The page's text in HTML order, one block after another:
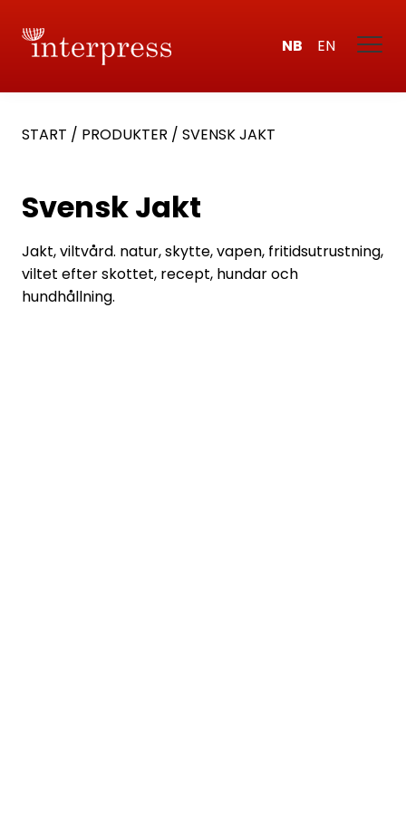
NB EN
START / PRODUKTER / SVENSK JAKT
Svensk Jakt
Jakt, viltvård. natur, skytte, vapen, fritidsutrustning,
viltet efter skottet, recept, hundar och
hundhållning.